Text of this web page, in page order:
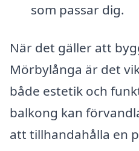
som passar dig.
När det gäller att
Mörbylånga är det
både estetik och
balkong kan
att tillhandahålla en